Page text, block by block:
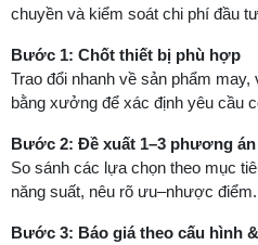
chuyền và kiểm soát chi phí đầu
Bước 1: Chốt thiết bị phù hợp
Trao đổi nhanh về sản phẩm
bằng xưởng để xác định yêu cầu
Bước 2: Đề xuất 1–3 phương
So sánh các lựa chọn theo mục
năng suất, nêu rõ ưu–nhược điểm.
Bước 3: Báo giá theo cấu hình